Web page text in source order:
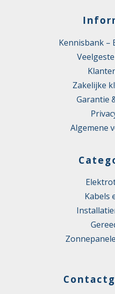
Kennisbank –
Zakelijke
Garantie
Algemene
Kabels